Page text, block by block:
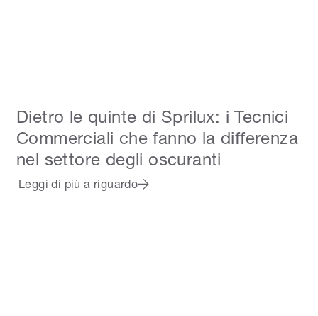
Dietro le quinte di Sprilux: i Tecnici
Commerciali che fanno la differenza
nel settore degli oscuranti
Leggi di più a riguardo